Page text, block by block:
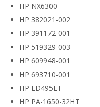
HP NX6300
HP 382021-002
HP 391172-001
HP 519329-003
HP 609948-001
HP 693710-001
HP ED495ET
HP PA-1650-32HT